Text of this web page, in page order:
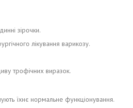
зірочки.
лікування варикозу.
трофічних виразок.
їхнє нормальне функціонування.